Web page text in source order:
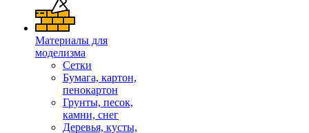
Материалы для
моделизма
Сетки
Бумага, картон,
пенокартон
Грунты, песок,
камни, снег
Деревья, кусты,